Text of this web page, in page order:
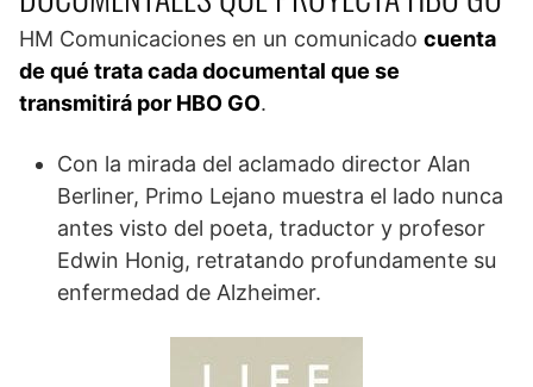
HM Comunicaciones en un comunicado cuenta
de qué trata cada documental que se
transmitirá por HBO GO.
Con la mirada del aclamado director Alan
Berliner, Primo Lejano muestra el lado nunca
antes visto del poeta, traductor y profesor
Edwin Honig, retratando profundamente su
enfermedad de Alzheimer.